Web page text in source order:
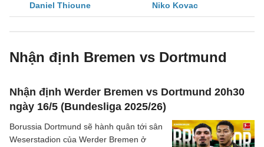
Daniel Thioune Niko Kovac
Nhận định Bremen vs Dortmund
Nhận định Werder Bremen vs Dortmund 20h30
ngày 16/5 (Bundesliga 2025/26)
Borussia Dortmund sẽ hành quân tới sân
Weserstadion của Werder Bremen ở